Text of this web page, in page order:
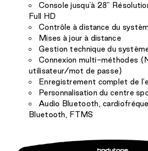
Console jusqu'à 28"
Full HD
Contrôle à distance du
Mises à jour à distance
Gestion technique du
Connexion multi-méthodes
utilisateur/mot de passe)
Enregistrement complet de
Personnalisation du centre
Audio Bluetooth,
Bluetooth, FTMS